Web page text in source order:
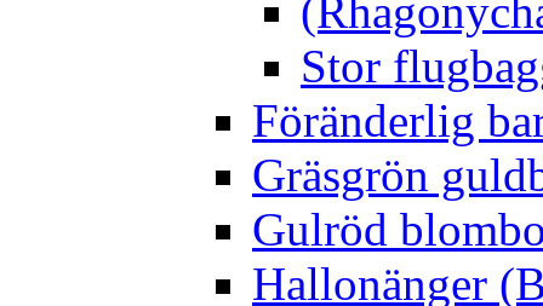
Stor
Föränderlig
Gräsgrön
Gulröd
Hallonänger